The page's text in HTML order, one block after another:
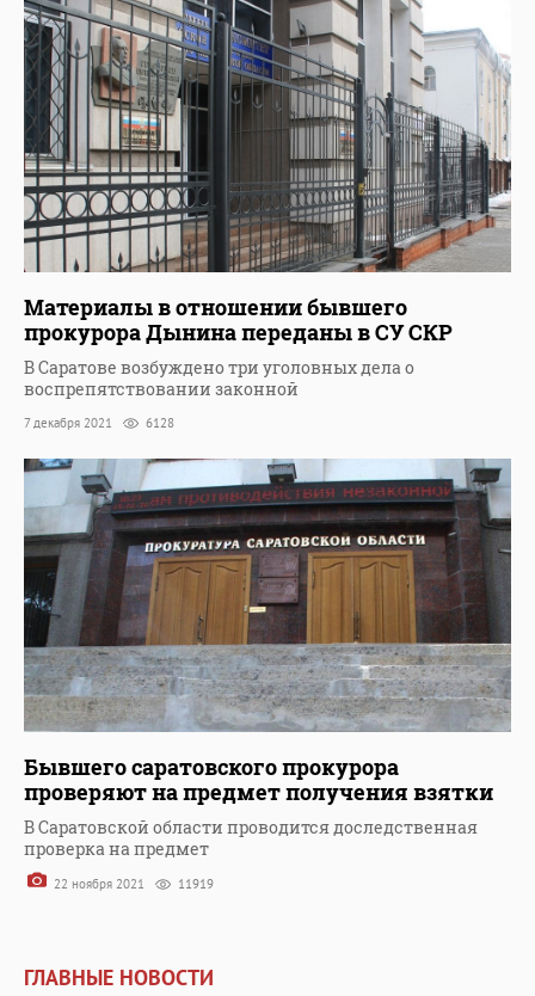
Материалы в отношении бывшего
прокурора Дынина переданы в СУ СКР
В Саратове возбуждено три уголовных дела о
воспрепятствовании законной
7 декабря 2021 6128
Бывшего саратовского прокурора
проверяют на предмет получения взятки
В Саратовской области проводится доследственная
проверка на предмет
22 ноября 2021 11919
ГЛАВНЫЕ НОВОСТИ